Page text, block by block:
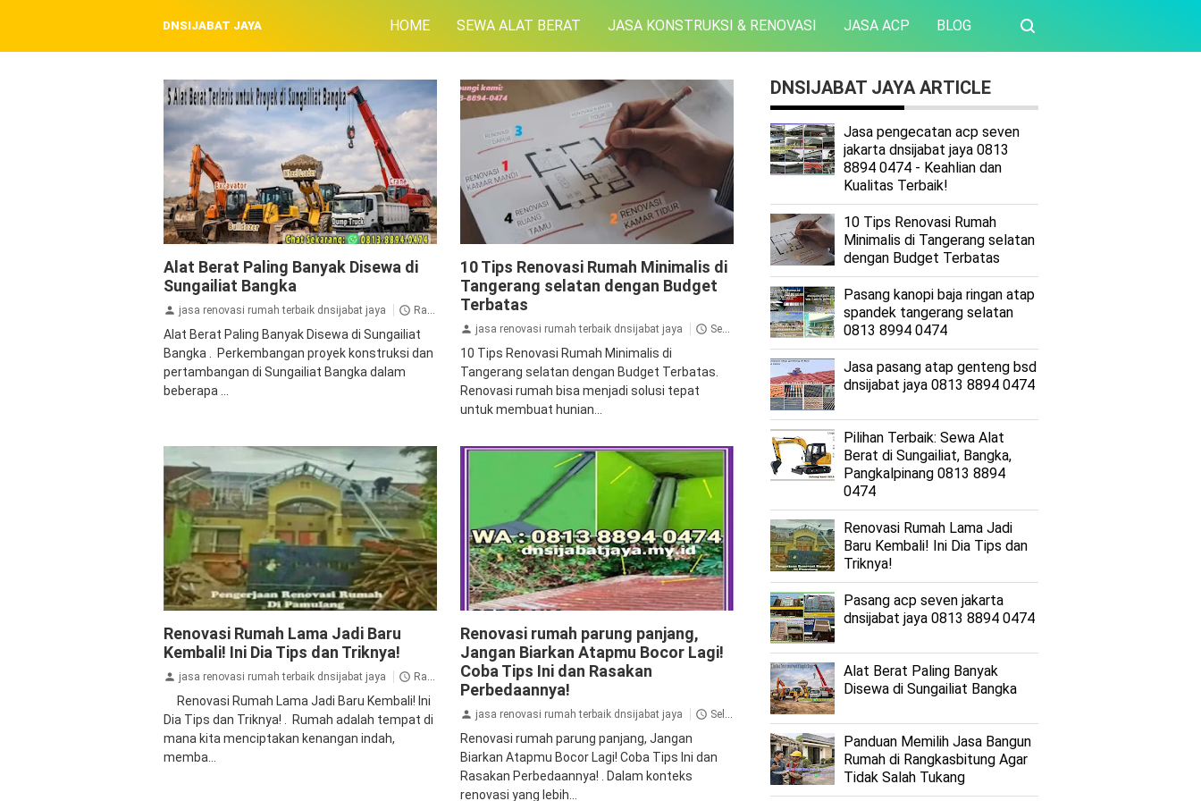
DNSIJABAT JAYA HOME SEWA ALAT BERAT JASA KONSTRUKSI & RENOVASI JASA ACP BLOG
Alat Berat Paling Banyak Disewa di
Sungailiat Bangka
jasa renovasi rumah terbaik dnsijabat jaya Rabu, 04 Maret 2026
Alat Berat Paling Banyak Disewa di Sungailiat
Bangka . Perkembangan proyek konstruksi dan
pertambangan di Sungailiat Bangka dalam
beberapa ...
10 Tips Renovasi Rumah Minimalis di
Tangerang selatan dengan Budget
Terbatas
jasa renovasi rumah terbaik dnsijabat jaya Senin, 30 September 2024
10 Tips Renovasi Rumah Minimalis di
Tangerang selatan dengan Budget Terbatas.
Renovasi rumah bisa menjadi solusi tepat
untuk membuat hunian...
Renovasi Rumah Lama Jadi Baru
Kembali! Ini Dia Tips dan Triknya!
jasa renovasi rumah terbaik dnsijabat jaya Rabu, 13 September 2023
Renovasi Rumah Lama Jadi Baru Kembali! Ini
Dia Tips dan Triknya! . Rumah adalah tempat di
mana kita menciptakan kenangan indah,
memba...
Renovasi rumah parung panjang,
Jangan Biarkan Atapmu Bocor Lagi!
Coba Tips Ini dan Rasakan
Perbedaannya!
jasa renovasi rumah terbaik dnsijabat jaya Selasa, 30 Mei 2023
Renovasi rumah parung panjang, Jangan
Biarkan Atapmu Bocor Lagi! Coba Tips Ini dan
Rasakan Perbedaannya! . Dalam konteks
renovasi yang lebih...
DNSIJABAT JAYA ARTICLE
Jasa pengecatan acp seven
jakarta dnsijabat jaya 0813
8894 0474 - Keahlian dan
Kualitas Terbaik!
10 Tips Renovasi Rumah
Minimalis di Tangerang selatan
dengan Budget Terbatas
Pasang kanopi baja ringan atap
spandek tangerang selatan
0813 8994 0474
Jasa pasang atap genteng bsd
dnsijabat jaya 0813 8894 0474
Pilihan Terbaik: Sewa Alat
Berat di Sungailiat, Bangka,
Pangkalpinang 0813 8894
0474
Renovasi Rumah Lama Jadi
Baru Kembali! Ini Dia Tips dan
Triknya!
Pasang acp seven jakarta
dnsijabat jaya 0813 8894 0474
Alat Berat Paling Banyak
Disewa di Sungailiat Bangka
Panduan Memilih Jasa Bangun
Rumah di Rangkasbitung Agar
Tidak Salah Tukang